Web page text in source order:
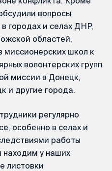
вопросы
городах и селах ДНР,
областей,
миссионерских школ к
волонтерских групп
миссии в Донецк,
и другие города.
регулярно
особенно в селах и
работы
находим у наших
листовки